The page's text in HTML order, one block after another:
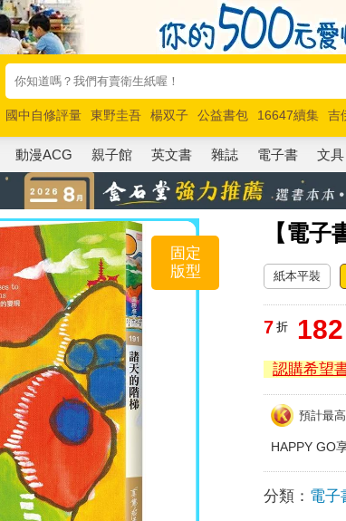
國中自修評量 東野圭吾 楊双子 公益書包 16647續集 吉
唯紅花綻放
奧德賽 路邊攤新作 馬斯克 玩具總動員5 超
動漫ACG 親子館 英文書 雜誌 電子書 文具
【電
固定
版型
紙本平裝
7 折 182
認購希望
預計最
HAPPY GO
分類： 電子